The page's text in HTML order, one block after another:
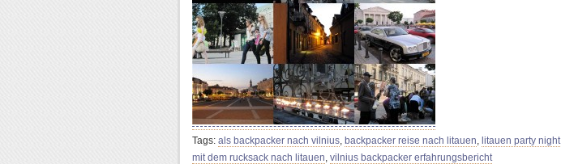
Tags: als backpacker nach vilnius backpacker reise nach litauen litauen party night
mit dem rucksack nach litauen vilnius backpacker erfahrungsbericht